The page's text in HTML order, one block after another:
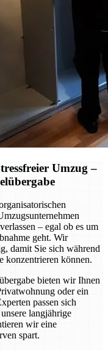
Umzug –
– egal ob es um
geht. Wir
damit Sie sich während
konzentrieren können.
bieten wir Ihnen
oder ein
passen sich
langjährige
wir eine
spart.